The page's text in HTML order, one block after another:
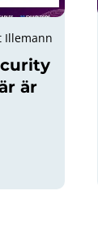
Illemann
är